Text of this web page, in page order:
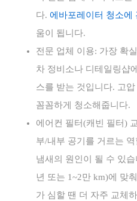
다. 에바포레이터 청소에
움이 됩니다.
전문 업체 이용: 가장 확
차 정비소나 디테일링샵
스를 받는 것입니다. 고
꼼꼼하게 청소해줍니다.
에어컨 필터(캐빈 필터)
부/내부 공기를 거르는
냄새의 원인이 될 수 있
년 또는 1~2만 km)에 맞
가 심할 땐 더 자주 교체